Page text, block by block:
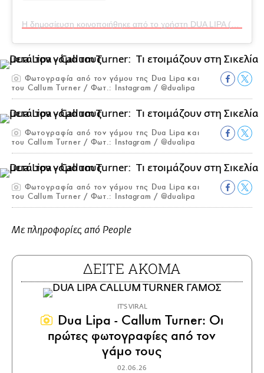
Η δημοσίευση κοινοποιήθηκε από το χρήστη DUA LIPA (@dualipa)
Φωτογραφία από τον γάμου της Dua Lipa και
του Callum Turner / Φωτ.: Instagram / @dualipa
Φωτογραφία από τον γάμου της Dua Lipa και
του Callum Turner / Φωτ.: Instagram / @dualipa
Φωτογραφία από τον γάμου της Dua Lipa και
του Callum Turner / Φωτ.: Instagram / @dualipa
Με πληροφορίες από People
ΔΕΙΤΕ ΑΚΟΜΑ
IT'S VIRAL
Dua Lipa - Callum Turner: Οι
πρώτες φωτογραφίες από τον
γάμο τους
02.06.26